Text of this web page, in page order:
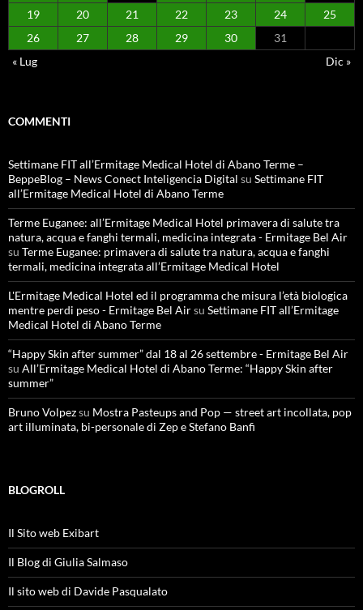
19
20 21 22 23 24
25
26
27 28 29 30
31
« Lug
Dic »
COMMENTI
Settimane FIT all’Ermitage Medical Hotel di Abano Terme –
BeppeBlog – News Conect Inteligencia Digital su Settimane FIT
all’Ermitage Medical Hotel di Abano Terme
Terme Euganee: all’Ermitage Medical Hotel primavera di salute tra
natura, acqua e fanghi termali, medicina integrata - Ermitage Bel Air
su Terme Euganee: primavera di salute tra natura, acqua e fanghi
termali, medicina integrata all’Ermitage Medical Hotel
L'Ermitage Medical Hotel ed il programma che misura l’età biologica
mentre perdi peso - Ermitage Bel Airsu Settimane FIT all’Ermitage
Medical Hotel di Abano Terme
“Happy Skin after summer” dal 18 al 26 settembre - Ermitage Bel Air
su All’Ermitage Medical Hotel di Abano Terme: “Happy Skin after
summer”
Bruno Volpezsu Mostra Pasteups and Pop — street art incollata, pop
art illuminata, bi-personale di Zep e Stefano Banfi
BLOGROLL
Il Sito web Exibart
Il Blog di Giulia Salmaso
Il sito web di Davide Pasqualato